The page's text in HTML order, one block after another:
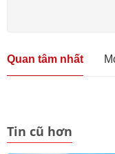
Quan tâm nhất
Tin cũ hơn